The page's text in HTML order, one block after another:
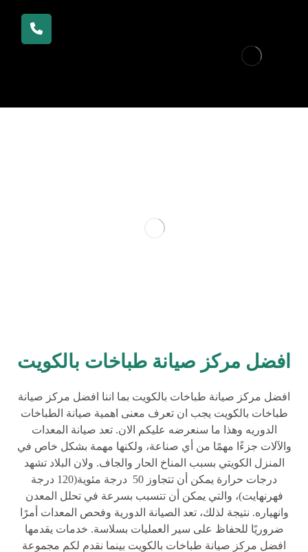
افضل مركز صيانة طباخات بالكويت
افضل مركز صيانة طباخات بالكويت بما اننا افضل مركز صيانة
طباخات بالكويت يجب ان تعرف معنى اهمية صيانة الطباخات
الدوريه وهذا ما سنعرضه عليكم الان. تعد صيانة المعدات
والآلات جزءًا مهمًا من أي صناعة، ولكنها مهمة بشكل خاص في
المنزل الكويتي بسبب المناخ الحار والجاف. ولان البلاد تشهد
درجات حرارة يمكن أن تتجاوز 50 درجة مئوية(120 درجة
فهرنهايت)، والتي يمكن أن تتسبب بسرعة في تحلل المعدن
وانهياره. نتيجة لذلك، تعد الصيانة الدورية وفحص المعدات أمرًا
ضروريًا للحفاظ على سير العمليات بسلاسة. خدمات يقدمها
افضل مركز صيانة طباخات بالكويت بينما نقدم لكم مجموعة